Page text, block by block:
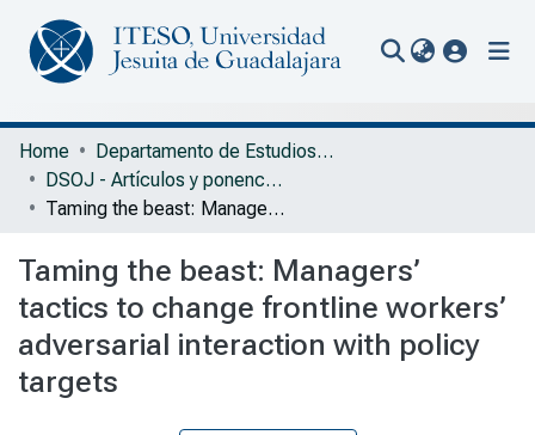
Communities & Collections
All of Repository
Portal Biblioteca
Home
Departamento de Estudios Sociopolíticos y Jurídicos
DSOJ - Artículos y ponencias con arbitraje
Taming the beast: Managers’ tactics to change frontline workers’ adversarial interaction with policy targets
Taming the beast: Managers’
tactics to change frontline workers’
adversarial interaction with policy
targets